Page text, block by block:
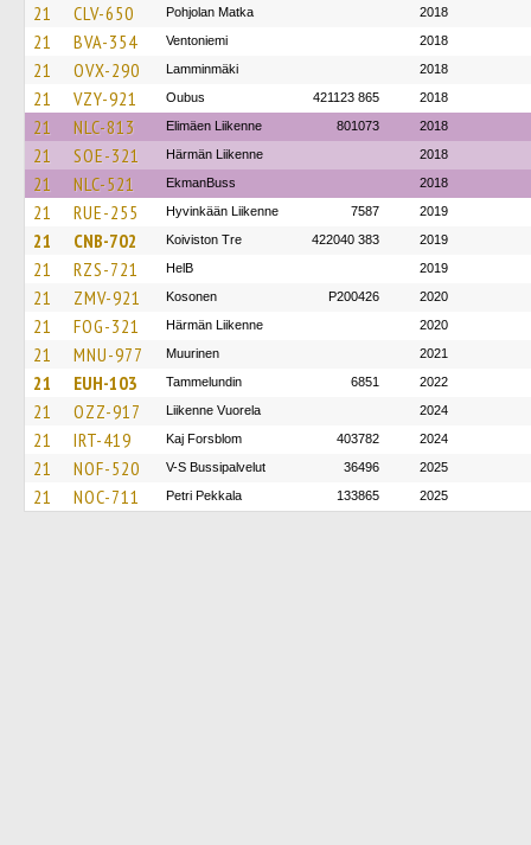
21 CLV-650 Pohjolan Matka 2018
21 BVA-354 Ventoniemi 2018
21 OVX-290 Lamminmäki 2018
21 VZY-921 Oubus 421123 865 2018
21 NLC-813 Elimäen Liikenne 801073 2018
21 SOE-321 Härmän Liikenne 2018
21 NLC-521 EkmanBuss 2018
21 RUE-255 Hyvinkään Liikenne 7587 2019
21 CNB-702 Koiviston Tre 422040 383 2019
21 RZS-721 HelB 2019
21 ZMV-921 Kosonen P200426 2020
21 FOG-321 Härmän Liikenne 2020
21 MNU-977 Muurinen 2021
21 EUH-103 Tammelundin 6851 2022
21 OZZ-917 Liikenne Vuorela 2024
21 IRT-419 Kaj Forsblom 403782 2024
21 NOF-520 V-S Bussipalvelut 36496 2025
21 NOC-711 Petri Pekkala 133865 2025